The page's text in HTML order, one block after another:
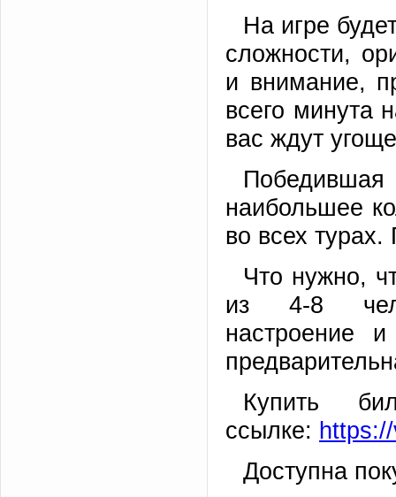
На игре
сложности,
и внимание,
всего минута
вас ждут
наибольшее
во всех
Что нужно,
из 4-8
настроение
Купить
ссылке:
Доступна